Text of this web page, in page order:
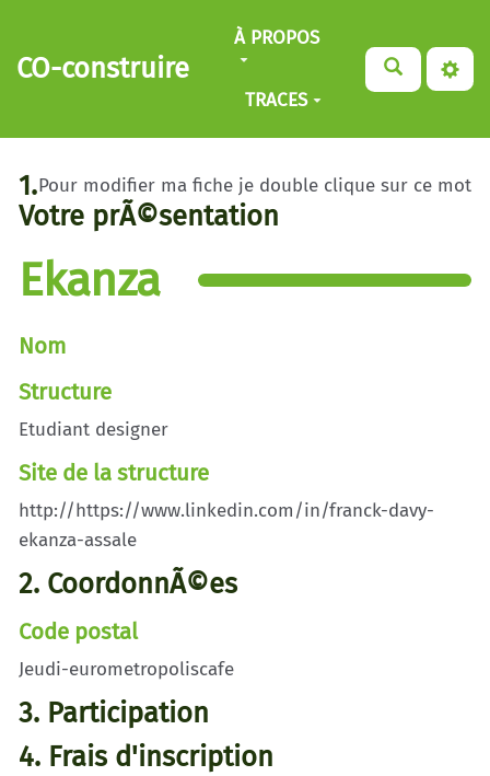
Aller au contenu principal
CO-construire
À PROPOS
TRACES
Pour modifier ma fiche je double clique sur ce mot
1.
Votre prÃ©sentation
Ekanza
Nom
Structure
Etudiant designer
Site de la structure
http://https://www.linkedin.com/in/franck-davy-
ekanza-assale
2. CoordonnÃ©es
Code postal
Jeudi-eurometropoliscafe
3. Participation
4. Frais d'inscription